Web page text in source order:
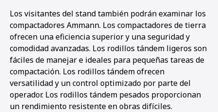
Los visitantes del stand también podrán examinar los
compactadores Ammann. Los compactadores de tierra
ofrecen una eficiencia superior y una seguridad y
comodidad avanzadas. Los rodillos tándem ligeros son
fáciles de manejar e ideales para pequeñas tareas de
compactación. Los rodillos tándem ofrecen
versatilidad y un control optimizado por parte del
operador. Los rodillos tándem pesados proporcionan
un rendimiento resistente en obras difíciles.